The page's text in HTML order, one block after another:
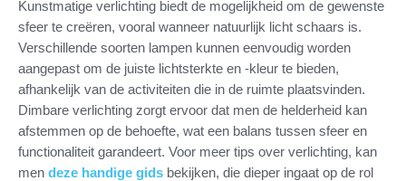
Kunstmatige verlichting biedt de mogelijkheid om de gewenste
sfeer te creëren, vooral wanneer natuurlijk licht schaars is.
Verschillende soorten lampen kunnen eenvoudig worden
aangepast om de juiste lichtsterkte en -kleur te bieden,
afhankelijk van de activiteiten die in de ruimte plaatsvinden.
Dimbare verlichting zorgt ervoor dat men de helderheid kan
afstemmen op de behoefte, wat een balans tussen sfeer en
functionaliteit garandeert. Voor meer tips over verlichting, kan
men deze handige gids bekijken, die dieper ingaat op de rol